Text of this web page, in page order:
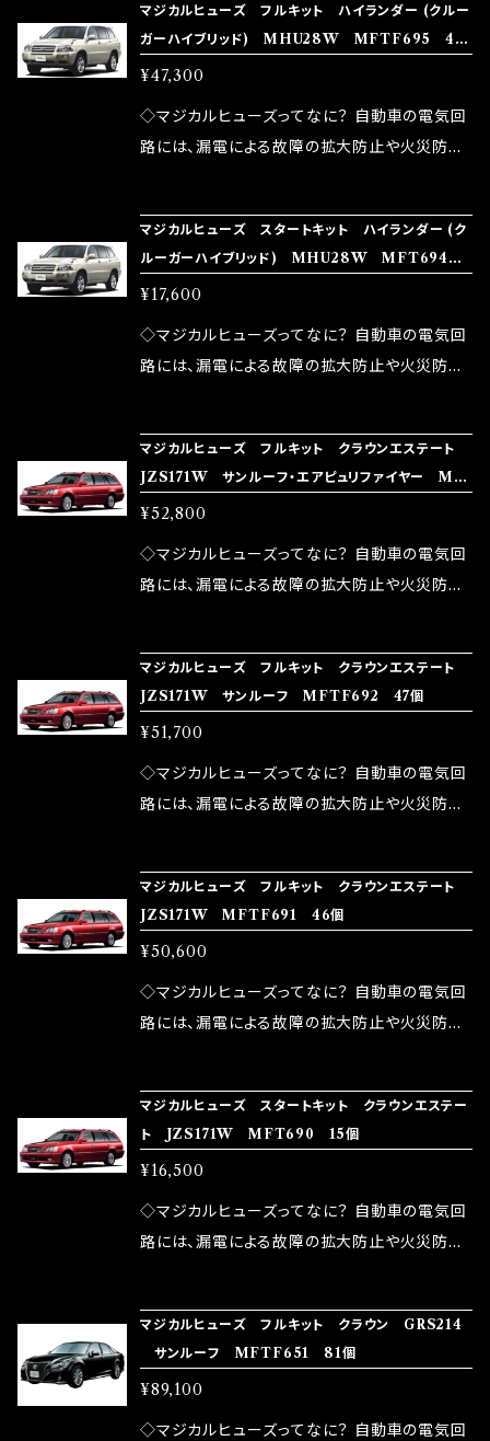
など、これらの効果は、タウンユースだけでなく、
モータースポーツシーンでの実証実験の上、 製
品化を果たしております。
ズが、マジカルヒューズになります。 ◇マジカル
ヒューズの効果 マジカルヒューズは放電防止効
果・接触抵抗低減効果により、このような効果を
発揮します。 ・アクセルレスポンスの向上 ・アイ
ドリング安定化（静粛性UP） ・ターボ車のターボ
など、これらの効果は、タウンユースだけでなく、
モータースポーツシーンでの実証実験の上、 製
品化を果たしております。
路として、各回路への電力供給を行っています。
しかし、ヒューズには拭い去れない欠点があり
ます。 1.溶接回路であるため、配線と比較し抵抗
が大きい。 2.金属部分が露出している為、空気
中に漏電してしまう。 3.金属プレートが接触する
ズが、マジカルヒューズになります。 ◇マジカル
ヒューズの効果 マジカルヒューズは放電防止効
果・接触抵抗低減効果により、このような効果を
発揮します。 ・アクセルレスポンスの向上 ・アイ
ドリング安定化（静粛性UP） ・ターボ車のターボ
など、これらの効果は、タウンユースだけでなく、
モータースポーツシーンでの実証実験の上、 製
品化を果たしております。
マジカルヒューズ フルキット ハイランダー (クルー
ガーハイブリッド) MHU28W MFTF695 43
個
¥47,300
◇マジカルヒューズってなに？ 自動車の電気回
路には、漏電による故障の拡大防止や火災防止
路として、各回路への電力供給を行っています。
しかし、ヒューズには拭い去れない欠点があり
ます。 1.溶接回路であるため、配線と比較し抵抗
が大きい。 2.金属部分が露出している為、空気
中に漏電してしまう。 3.金属プレートが接触する
ズが、マジカルヒューズになります。 ◇マジカル
ヒューズの効果 マジカルヒューズは放電防止効
果・接触抵抗低減効果により、このような効果を
発揮します。 ・アクセルレスポンスの向上 ・アイ
ドリング安定化（静粛性UP） ・ターボ車のターボ
など、これらの効果は、タウンユースだけでなく、
モータースポーツシーンでの実証実験の上、 製
品化を果たしております。
マジカルヒューズ スタートキット ハイランダー (ク
ルーガーハイブリッド) MHU28W MFT694 1
6個
¥17,600
◇マジカルヒューズってなに？ 自動車の電気回
路には、漏電による故障の拡大防止や火災防止
路として、各回路への電力供給を行っています。
しかし、ヒューズには拭い去れない欠点があり
ます。 1.溶接回路であるため、配線と比較し抵抗
が大きい。 2.金属部分が露出している為、空気
中に漏電してしまう。 3.金属プレートが接触する
ズが、マジカルヒューズになります。 ◇マジカル
ヒューズの効果 マジカルヒューズは放電防止効
果・接触抵抗低減効果により、このような効果を
発揮します。 ・アクセルレスポンスの向上 ・アイ
ドリング安定化（静粛性UP） ・ターボ車のターボ
など、これらの効果は、タウンユースだけでなく、
モータースポーツシーンでの実証実験の上、 製
品化を果たしております。
マジカルヒューズ フルキット クラウンエステート
JZS171W サンルーフ・エアピュリファイヤー MF
TF693 48個
¥52,800
◇マジカルヒューズってなに？ 自動車の電気回
路には、漏電による故障の拡大防止や火災防止
路として、各回路への電力供給を行っています。
しかし、ヒューズには拭い去れない欠点があり
ます。 1.溶接回路であるため、配線と比較し抵抗
が大きい。 2.金属部分が露出している為、空気
中に漏電してしまう。 3.金属プレートが接触する
ズが、マジカルヒューズになります。 ◇マジカル
ヒューズの効果 マジカルヒューズは放電防止効
果・接触抵抗低減効果により、このような効果を
発揮します。 ・アクセルレスポンスの向上 ・アイ
ドリング安定化（静粛性UP） ・ターボ車のターボ
など、これらの効果は、タウンユースだけでなく、
モータースポーツシーンでの実証実験の上、 製
品化を果たしております。
マジカルヒューズ フルキット クラウンエステート
JZS171W サンルーフ MFTF692 47個
¥51,700
◇マジカルヒューズってなに？ 自動車の電気回
路には、漏電による故障の拡大防止や火災防止
路として、各回路への電力供給を行っています。
しかし、ヒューズには拭い去れない欠点があり
ます。 1.溶接回路であるため、配線と比較し抵抗
が大きい。 2.金属部分が露出している為、空気
中に漏電してしまう。 3.金属プレートが接触する
ズが、マジカルヒューズになります。 ◇マジカル
ヒューズの効果 マジカルヒューズは放電防止効
果・接触抵抗低減効果により、このような効果を
発揮します。 ・アクセルレスポンスの向上 ・アイ
ドリング安定化（静粛性UP） ・ターボ車のターボ
など、これらの効果は、タウンユースだけでなく、
モータースポーツシーンでの実証実験の上、 製
品化を果たしております。
マジカルヒューズ フルキット クラウンエステート
JZS171W MFTF691 46個
¥50,600
◇マジカルヒューズってなに？ 自動車の電気回
路には、漏電による故障の拡大防止や火災防止
路として、各回路への電力供給を行っています。
しかし、ヒューズには拭い去れない欠点があり
ます。 1.溶接回路であるため、配線と比較し抵抗
が大きい。 2.金属部分が露出している為、空気
中に漏電してしまう。 3.金属プレートが接触する
ズが、マジカルヒューズになります。 ◇マジカル
ヒューズの効果 マジカルヒューズは放電防止効
果・接触抵抗低減効果により、このような効果を
発揮します。 ・アクセルレスポンスの向上 ・アイ
マジカルヒューズ スタートキット クラウンエステー
ト JZS171W MFT690 15個
¥16,500
◇マジカルヒューズってなに？ 自動車の電気回
路には、漏電による故障の拡大防止や火災防止
路として、各回路への電力供給を行っています。
しかし、ヒューズには拭い去れない欠点があり
ます。 1.溶接回路であるため、配線と比較し抵抗
が大きい。 2.金属部分が露出している為、空気
マジカルヒューズ フルキット クラウン GRS214
サンルーフ MFTF651 81個
¥89,100
◇マジカルヒューズってなに？ 自動車の電気回